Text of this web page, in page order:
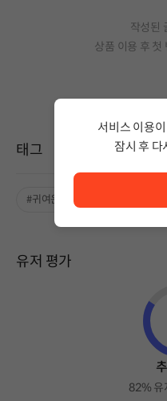
작성된
상품 이용 후 첫
태그
#귀여운
유저 평가
82% 유
서비스 이용
잠시 후 다